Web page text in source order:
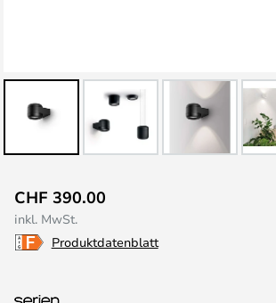
Anfang
der
Bildgalerie
CHF 390.00
inkl. MwSt.
Produktdatenblatt